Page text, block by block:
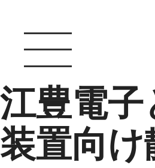
江豊電
装置向